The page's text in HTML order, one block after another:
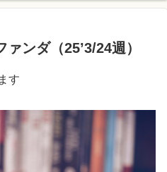
ンダ（25’3/24週）
す